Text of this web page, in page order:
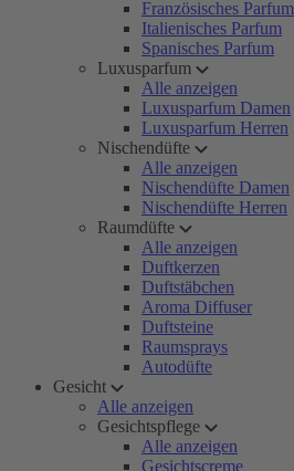
Französisches Parfum
Italienisches Parfum
Spanisches Parfum
Luxusparfum
Alle anzeigen
Luxusparfum Damen
Luxusparfum Herren
Nischendüfte
Alle anzeigen
Nischendüfte Damen
Nischendüfte Herren
Raumdüfte
Alle anzeigen
Duftkerzen
Duftstäbchen
Aroma Diffuser
Duftsteine
Raumsprays
Autodüfte
Gesicht
Alle anzeigen
Gesichtspflege
Alle anzeigen
Gesichtscreme